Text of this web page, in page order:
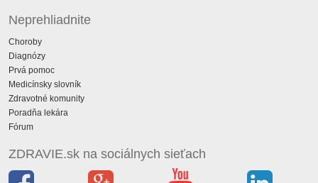
Neprehliadnite
Choroby
Diagnózy
Prvá pomoc
Medicínsky slovník
Zdravotné komunity
Poradňa lekára
Fórum
ZDRAVIE.sk na sociálnych sieťach